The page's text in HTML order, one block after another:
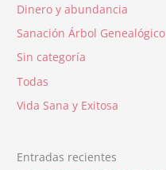
Dinero y abundancia
Sanación Árbol Genealógico
Sin categoría
Todas
Vida Sana y Exitosa
Entradas recientes